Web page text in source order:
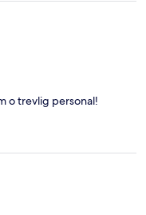
o trevlig personal!